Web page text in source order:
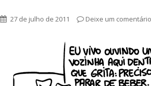
27 de julho de 2011 Deixe um comentário